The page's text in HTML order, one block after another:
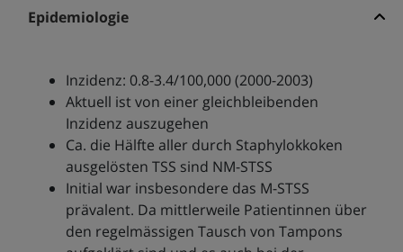
Epidemiologie
Inzidenz: 0.8-3.4/100,000 (2000-2003)
Aktuell ist von einer gleichbleibenden
Inzidenz auszugehen
Ca. die Hälfte aller durch Staphylokkoken
ausgelösten TSS sind NM-STSS
Initial war insbesondere das M-STSS
prävalent. Da mittlerweile Patientinnen über
den regelmässigen Tausch von Tampons